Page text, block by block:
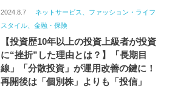
2024.8.7
ネットサービス、ファッション・ライフ
スタイル、金融・保険
【投資歴10年以上の投資上級者が投資
に“挫折”した理由とは？】「長期目
線」「分散投資」が運用改善の鍵に！
再開後は「個別株」よりも「投信」